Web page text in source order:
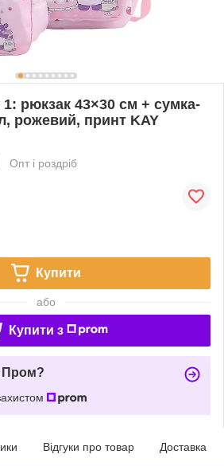
рюкзак 43×30 см + сумка-
рожевий, принт KAY
Опт і роздріб
Купити
або
Купити з
Пром?
Відгуки про товар Доставка